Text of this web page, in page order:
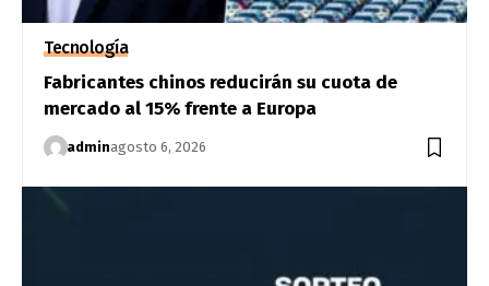
Tecnología
Fabricantes chinos reducirán su cuota de
mercado al 15% frente a Europa
adminagosto 6, 2026